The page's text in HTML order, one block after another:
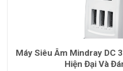
Máy Siêu Âm Mindray DC
Hiện Đại Và